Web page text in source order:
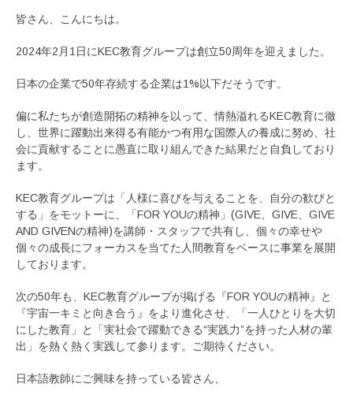
皆さん、こんにちは。
2024年2月1日にKEC教育グループは創立50周年を迎えました。
日本の企業で50年存続する企業は1%以下だそうです。
偏に私たちが創造開拓の精神を以って、情熱溢れるKEC教育に徹
し、世界に躍動出来得る有能かつ有用な国際人の養成に努め、社
会に貢献することに愚直に取り組んできた結果だと自負しており
ます。
KEC教育グループは「人様に喜びを与えることを、自分の歓びと
する」をモットーに、「FOR YOUの精神」(GIVE、GIVE、GIVE
AND GIVENの精神)を講師・スタッフで共有し、個々の幸せや
個々の成長にフォーカスを当てた人間教育をベースに事業を展開
しております。
次の50年も、KEC教育グループが掲げる『FOR YOUの精神』と
『宇宙一キミと向き合う』をより進化させ、「一人ひとりを大切
にした教育」と「実社会で躍動できる“実践力”を持った人材の輩
出」を熱く熱く実践して参ります。ご期待ください。
日本語教師にご興味を持っている皆さん、